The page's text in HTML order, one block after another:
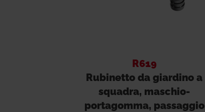
R619
Rubinetto da giardino a
squadra, maschio-
portagomma, passaggio